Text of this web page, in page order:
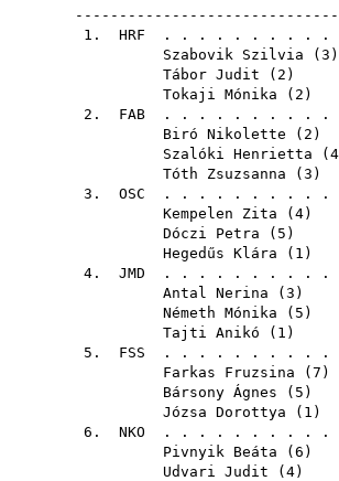
1. HRF . . . . . . . . . . .
Szabovik Szilvia ( 3
Tábor Judit ( 2
Tokaji Mónika ( 2
2. FAB . . . . . . . . . . .
Biró Nikolette ( 2
Szalóki Henrietta ( 4
Tóth Zsuzsanna ( 3
3. OSC . . . . . . . . . . .
Kempelen Zita ( 4
Dóczi Petra ( 5
Hegedűs Klára ( 1
4. JMD . . . . . . . . . . .
Antal Nerina ( 3
Németh Mónika ( 5
Tajti Anikó ( 1
5. FSS . . . . . . . . . . .
Farkas Fruzsina ( 7
Bársony Ágnes ( 5
Józsa Dorottya ( 1
6. NKO . . . . . . . . . . .
Pivnyik Beáta ( 6
Udvari Judit ( 4